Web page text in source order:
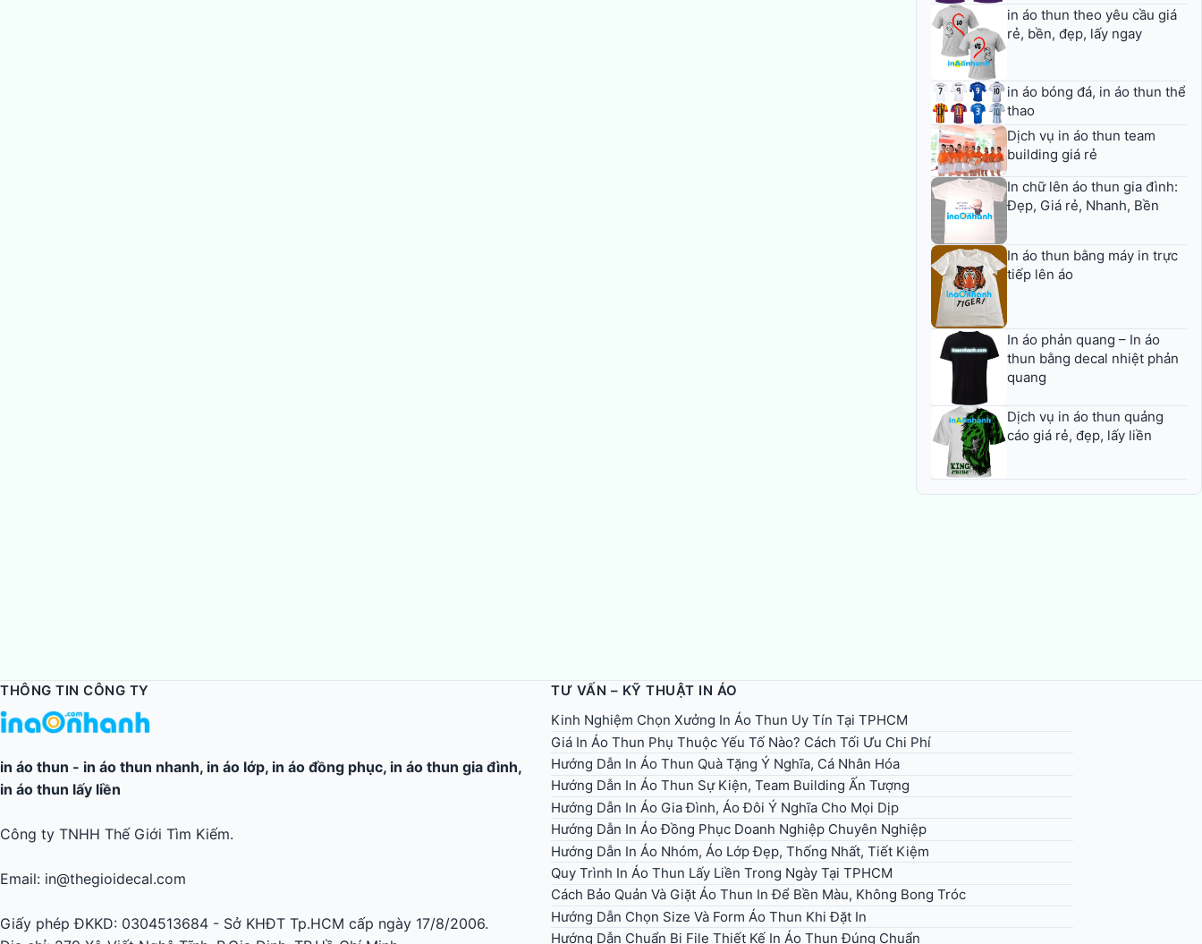
in áo thun theo yêu cầu giá
rẻ, bền, đẹp, lấy ngay
in áo bóng đá, in áo thun thể
thao
Dịch vụ in áo thun team
building giá rẻ
In chữ lên áo thun gia đình:
Đẹp, Giá rẻ, Nhanh, Bền
In áo thun bằng máy in trực
tiếp lên áo
In áo phản quang – In áo
thun bằng decal nhiệt phản
quang
Dịch vụ in áo thun quảng
cáo giá rẻ, đẹp, lấy liền
THÔNG TIN CÔNG TY
in áo thun - in áo thun nhanh, in áo lớp, in áo đồng phục, in áo thun gia đình,
in áo thun lấy liền
Công ty TNHH Thế Giới Tìm Kiếm.
Email: in@thegioidecal.com
Giấy phép ĐKKD: 0304513684 - Sở KHĐT Tp.HCM cấp ngày 17/8/2006.
TƯ VẤN – KỸ THUẬT IN ÁO
Kinh Nghiệm Chọn Xưởng In Áo Thun Uy Tín Tại TPHCM
Giá In Áo Thun Phụ Thuộc Yếu Tố Nào? Cách Tối Ưu Chi Phí
Hướng Dẫn In Áo Thun Quà Tặng Ý Nghĩa, Cá Nhân Hóa
Hướng Dẫn In Áo Thun Sự Kiện, Team Building Ấn Tượng
Hướng Dẫn In Áo Gia Đình, Áo Đôi Ý Nghĩa Cho Mọi Dịp
Hướng Dẫn In Áo Đồng Phục Doanh Nghiệp Chuyên Nghiệp
Hướng Dẫn In Áo Nhóm, Áo Lớp Đẹp, Thống Nhất, Tiết Kiệm
Quy Trình In Áo Thun Lấy Liền Trong Ngày Tại TPHCM
Cách Bảo Quản Và Giặt Áo Thun In Để Bền Màu, Không Bong Tróc
Hướng Dẫn Chọn Size Và Form Áo Thun Khi Đặt In
Hướng Dẫn Chuẩn Bị File Thiết Kế In Áo Thun Đúng Chuẩn